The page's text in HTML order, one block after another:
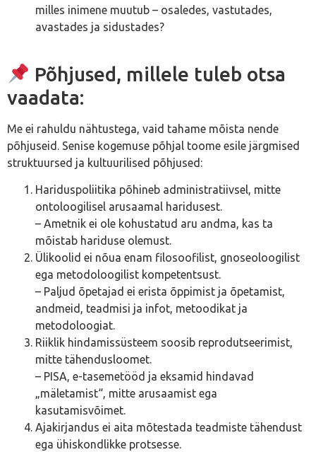
milles inimene muutub – osaledes, vastutades,
avastades ja sidustades?
Põhjused, millele tuleb otsa
vaadata:
Me ei rahuldu nähtustega, vaid tahame mõista nende
põhjuseid. Senise kogemuse põhjal toome esile järgmised
struktuursed ja kultuurilised põhjused:
Hariduspoliitika põhineb administratiivsel, mitte
ontoloogilisel arusaamal haridusest.
– Ametnik ei ole kohustatud aru andma, kas ta
mõistab hariduse olemust.
Ülikoolid ei nõua enam filosoofilist, gnoseoloogilist
ega metodoloogilist kompetentsust.
– Paljud õpetajad ei erista õppimist ja õpetamist,
andmeid, teadmisi ja infot, metoodikat ja
metodoloogiat.
Riiklik hindamissüsteem soosib reprodutseerimist,
mitte tähendusloomet.
– PISA, e-tasemetööd ja eksamid hindavad
„mäletamist“, mitte arusaamist ega
kasutamisvõimet.
Ajakirjandus ei aita mõtestada teadmiste tähendust
ega ühiskondlikke protsesse.